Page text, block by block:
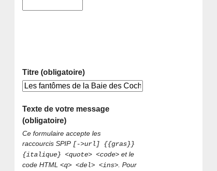
Titre (obligatoire)
Texte de votre message
(obligatoire)
Ce formulaire accepte les
raccourcis SPIP [->url] {{gras}}
{italique} <quote> <code> et le
code HTML<q> <del> <ins>. Pour